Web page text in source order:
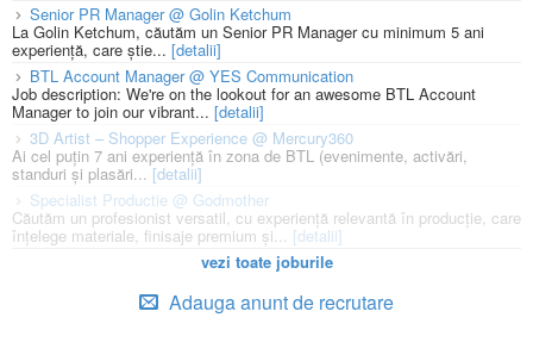
Senior PR Manager @ Golin Ketchum
La Golin Ketchum, căutăm un Senior PR Manager cu minimum 5 ani
experiență, care știe... [detalii]
BTL Account Manager @ YES Communication
Job description: We're on the lookout for an awesome BTL Account
Manager to join our vibrant... [detalii]
3D Artist – Shopper Experience @ Mercury360
Ai cel puțin 7 ani experiență în zona de BTL (evenimente, activări,
standuri și plasări...[detalii]
Specialist Productie @ Godmother
Căutăm un profesionist versatil, cu experiență relevantă în producție, care
înțelege materiale, finisaje premium și... [detalii]
vezi toate joburile
Adauga anunt de recrutare